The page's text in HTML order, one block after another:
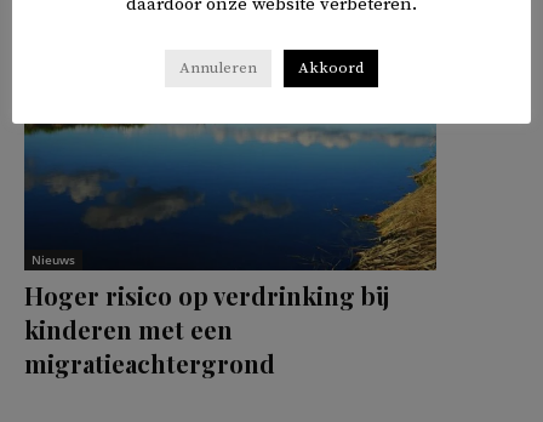
Nieuws
Hoger risico op verdrinking bij
kinderen met een
migratieachtergrond
daardoor onze website verbeteren.
Annuleren Akkoord